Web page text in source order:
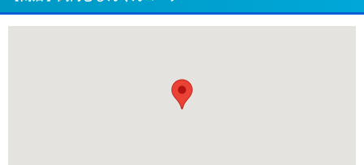
どに基づき、公平性を担保した情報提供を行っています。
>提携企業一覧